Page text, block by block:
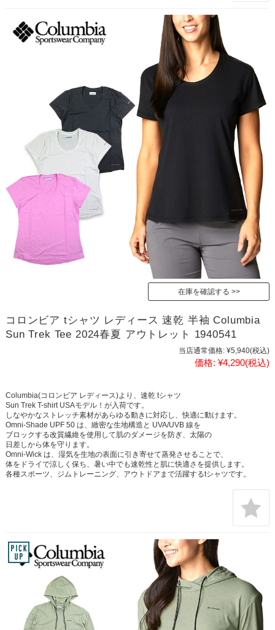
在庫を確認する
コロンビア tシャツ レディース 速乾 半袖 Columbia
Sun Trek Tee 2024春夏 アウトレット 1940541
当店通常価格: ¥5,940(税込)
価格: ¥4,290(税込)
Columbia(コロンビア レディース)より、速乾 tシャツ
Sun Trek T-shirt USAモデル！が入荷です。
しなやかなストレッチ素材があらゆる動きに対応し、快適に動けます。
Omni-Shade UPF 50 は、緻密な生地構造と UVA/UVB 線を
ブロックする改質繊維を使用して肌のダメージを防ぎ、太陽の
日差しから体を守ります。
Omni-Wick は、湿気を生地の表面に引き寄せて蒸発させることで、
体をドライで涼しく保ち、暑い中でも速乾性と肌に快適さを提供します。
各種スポーツ、ジムトレーニング、アウトドアまで活躍するtシャツです。